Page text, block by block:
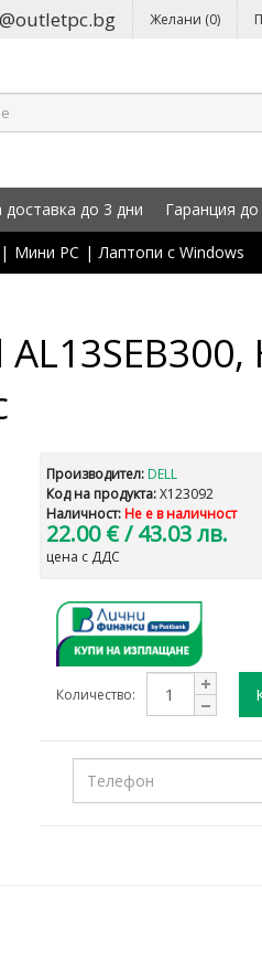
Желани (0)
доставка до 3 дни Гаранция
| Мини PC | Лаптопи с Windows
Производител: DELL
Код на продукта: X123092
Наличност: Не е в наличност
22.00 € / 43.03 лв.
цена с ДДС
Количество: